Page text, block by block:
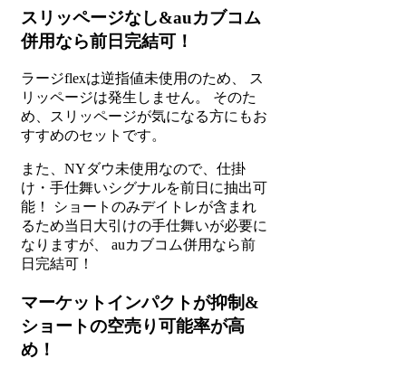
スリッページなし&auカブコム
併用なら前日完結可！
ラージflexは逆指値未使用のため、 ス
リッページは発生しません。 そのた
め、スリッページが気になる方にもお
すすめのセットです。
また、NYダウ未使用なので、仕掛
け・手仕舞いシグナルを前日に抽出可
能！ ショートのみデイトレが含まれ
るため当日大引けの手仕舞いが必要に
なりますが、 auカブコム併用なら前
日完結可！
マーケットインパクトが抑制&
ショートの空売り可能率が高
め！